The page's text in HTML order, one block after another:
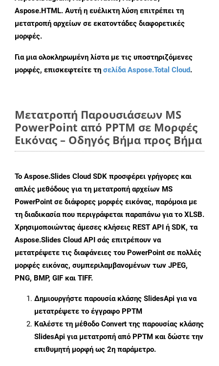
Aspose.HTML. Αυτή η ευέλικτη λύση επιτρέπει τη
μετατροπή αρχείων σε εκατοντάδες διαφορετικές
μορφές.
Για μια ολοκληρωμένη λίστα με τις υποστηριζόμενες
μορφές, επισκεφτείτε τη σελίδα Aspose.Total Cloud.
Μετατροπή Παρουσιάσεων MS
PowerPoint από PPTM σε Μορφές
Εικόνας – Οδηγός Βήμα προς Βήμα
Το Aspose.Slides Cloud SDK προσφέρει γρήγορες και
απλές μεθόδους για τη μετατροπή αρχείων MS
PowerPoint σε διάφορες μορφές εικόνας, παρόμοια με
τη διαδικασία που περιγράφεται παραπάνω για το XLSB.
Χρησιμοποιώντας άμεσες κλήσεις REST API ή SDK, τα
Aspose.Slides Cloud API σάς επιτρέπουν να
μετατρέψετε τις διαφάνειες του PowerPoint σε πολλές
μορφές εικόνας, συμπεριλαμβανομένων των JPEG,
PNG, BMP, GIF και TIFF.
Δημιουργήστε παρουσία κλάσης SlidesApi για να
μετατρέψετε το έγγραφο PPTM
Καλέστε τη μέθοδο Convert της παρουσίας κλάσης
SlidesApi για μετατροπή από PPTM και δώστε την
επιθυμητή μορφή ως 2η παράμετρο.